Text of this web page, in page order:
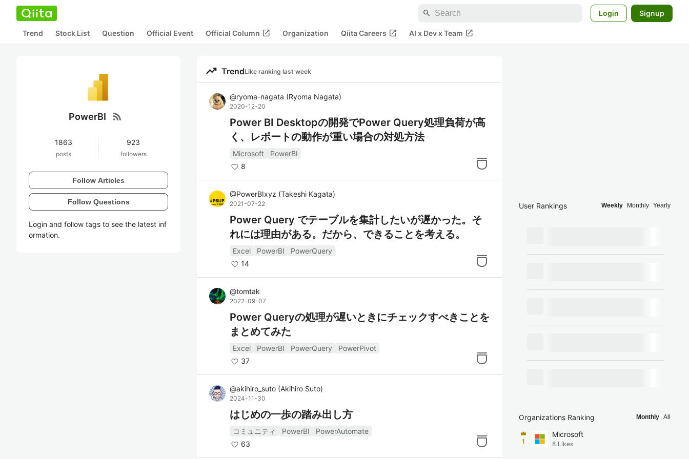
search Login Signup
Trend Stock List Question Official Event Official Column open_in_new Organization Qiita Careers open_in_new AI x Dev x Team open_in_new
PowerBI rss_feed
1863
posts
923
followers
Follow Articles
Follow Questions
Login and follow tags to see the latest inf
ormation.
trending_up TrendLike ranking last week
@ryoma-nagata (Ryoma Nagata)
2020-12-20
Power BI Desktopの開発でPower Query処理負荷が高
く、レポートの動作が重い場合の対処方法
Microsoft
PowerBI
8
@PowerBIxyz (Takeshi Kagata)
2021-07-22
Power Query でテーブルを集計したいが遅かった。そ
れには理由がある。だから、できることを考える。
Excel PowerBI
PowerQuery
14
@tomtak
2022-09-07
Power Queryの処理が遅いときにチェックすべきことを
まとめてみた
Excel PowerBI PowerQuery
PowerPivot
37
@akihiro_suto (Akihiro Suto)
2024-11-30
はじめの一歩の踏み出し方
コミュニティ PowerBI
PowerAutomate
63
User Rankings Weekly Monthly Yearly
Organizations Ranking Monthly All
1
Microsoft
8 Likes